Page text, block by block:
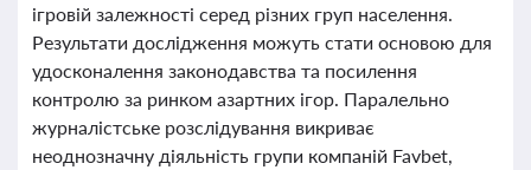
ігровій залежності серед різних груп населення.
Результати дослідження можуть стати основою для
удосконалення законодавства та посилення
контролю за ринком азартних ігор. Паралельно
журналістське розслідування викриває
неоднозначну діяльність групи компаній Favbet,